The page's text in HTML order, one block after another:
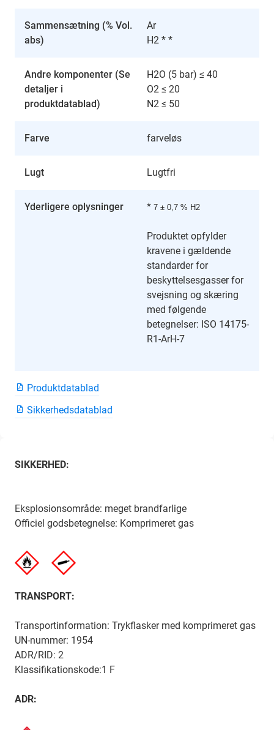
Sammensætning (% Vol.
abs)
Ar
H2 * *
Andre komponenter (Se
detaljer i
produktdatablad)
H2O (5 bar) ≤ 40
O2 ≤ 20
N2 ≤ 50
Farve farveløs
Lugt Lugtfri
Yderligere oplysninger * 7 ± 0,7 % H2
Produktet opfylder
kravene i gældende
standarder for
beskyttelsesgasser for
svejsning og skæring
med følgende
betegnelser: ISO 14175-
R1-ArH-7
Produktdatablad
Sikkerhedsdatablad
SIKKERHED:
Eksplosionsområde: meget brandfarlige
Officiel godsbetegnelse: Komprimeret gas
TRANSPORT:
Transportinformation: Trykflasker med komprimeret gas
UN-nummer: 1954
ADR/RID: 2
Klassifikationskode:1 F
ADR: